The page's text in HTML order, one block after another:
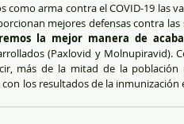
como arma contra el COVID-19 las
mejores defensas contra las
la mejor manera de
(Paxlovid y Molnupiravid).
más de la mitad de la
los resultados de la